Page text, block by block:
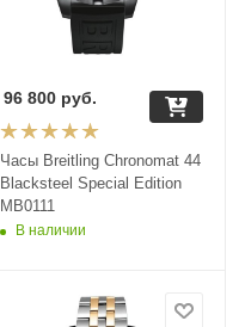
Часы Breitling Chronomat 44
Blacksteel Special Edition
MB0111
В наличии
96 800руб.